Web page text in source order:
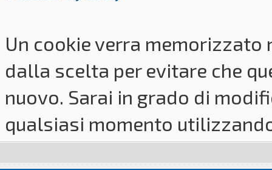
Un cookie verra
dalla scelta per evitare che
nuovo. Sarai in grado di
qualsiasi momento